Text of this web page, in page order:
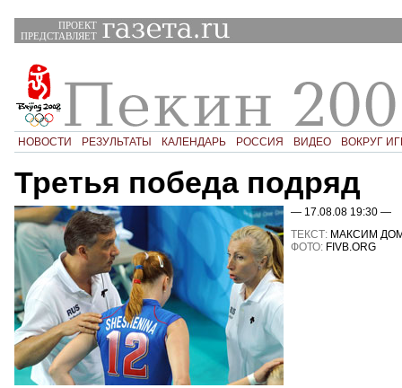
ПРОЕКТ
ПРЕДСТАВЛЯЕТ
НОВОСТИ РЕЗУЛЬТАТЫ КАЛЕНДАРЬ РОССИЯ ВИДЕО ВОКРУГ
Третья победа подряд
— 17.08.08 19:30 —
ТЕКСТ: МАКСИМ
ФОТО: FIVB.ORG